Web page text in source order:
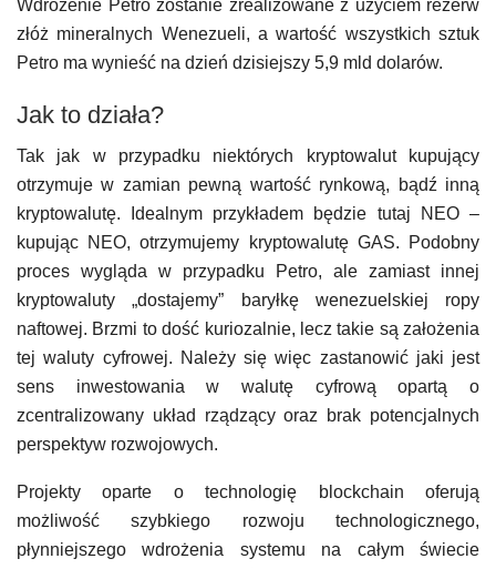
Wdrożenie Petro zostanie zrealizowane z użyciem rezerw
złóż mineralnych Wenezueli, a wartość wszystkich sztuk
Petro ma wynieść na dzień dzisiejszy 5,9 mld dolarów.
Jak to działa?
Tak jak w przypadku niektórych kryptowalut kupujący
otrzymuje w zamian pewną wartość rynkową, bądź inną
kryptowalutę. Idealnym przykładem będzie tutaj NEO –
kupując NEO, otrzymujemy kryptowalutę GAS. Podobny
proces wygląda w przypadku Petro, ale zamiast innej
kryptowaluty „dostajemy” baryłkę wenezuelskiej ropy
naftowej. Brzmi to dość kuriozalnie, lecz takie są założenia
tej waluty cyfrowej. Należy się więc zastanowić jaki jest
sens inwestowania w walutę cyfrową opartą o
zcentralizowany układ rządzący oraz brak potencjalnych
perspektyw rozwojowych.
Projekty oparte o technologię blockchain oferują
możliwość szybkiego rozwoju technologicznego,
płynniejszego wdrożenia systemu na całym świecie